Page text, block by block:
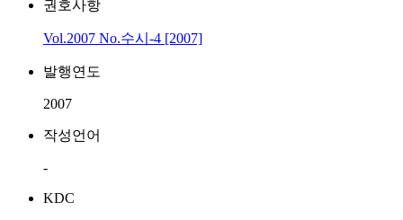
권호사항
Vol.2007 No.수시-4 [2007]
발행연도
2007
작성언어
-
KDC